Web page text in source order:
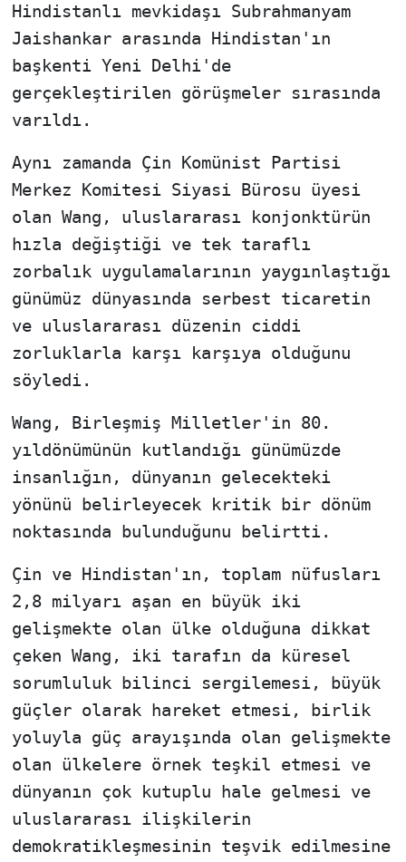
Hindistanlı mevkidaşı Subrahmanyam
Jaishankar arasında Hindistan'ın
başkenti Yeni Delhi'de
gerçekleştirilen görüşmeler sırasında
varıldı.
Aynı zamanda Çin Komünist Partisi
Merkez Komitesi Siyasi Bürosu üyesi
olan Wang, uluslararası konjonktürün
hızla değiştiği ve tek taraflı
zorbalık uygulamalarının yaygınlaştığı
günümüz dünyasında serbest ticaretin
ve uluslararası düzenin ciddi
zorluklarla karşı karşıya olduğunu
söyledi.
Wang, Birleşmiş Milletler'in 80.
yıldönümünün kutlandığı günümüzde
insanlığın, dünyanın gelecekteki
yönünü belirleyecek kritik bir dönüm
noktasında bulunduğunu belirtti.
Çin ve Hindistan'ın, toplam nüfusları
2,8 milyarı aşan en büyük iki
gelişmekte olan ülke olduğuna dikkat
çeken Wang, iki tarafın da küresel
sorumluluk bilinci sergilemesi, büyük
güçler olarak hareket etmesi, birlik
yoluyla güç arayışında olan gelişmekte
olan ülkelere örnek teşkil etmesi ve
dünyanın çok kutuplu hale gelmesi ve
uluslararası ilişkilerin
demokratikleşmesinin teşvik edilmesine